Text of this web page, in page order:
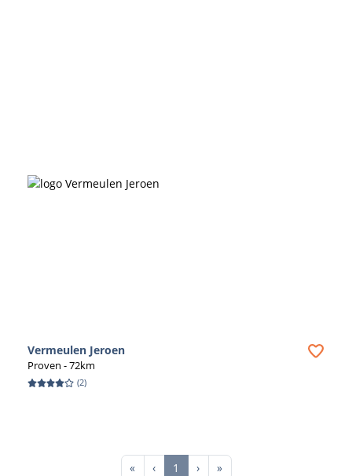
Vermeulen Jeroen
Proven - 72km
(2)
«First‹Previous
1 ›Next
»Last